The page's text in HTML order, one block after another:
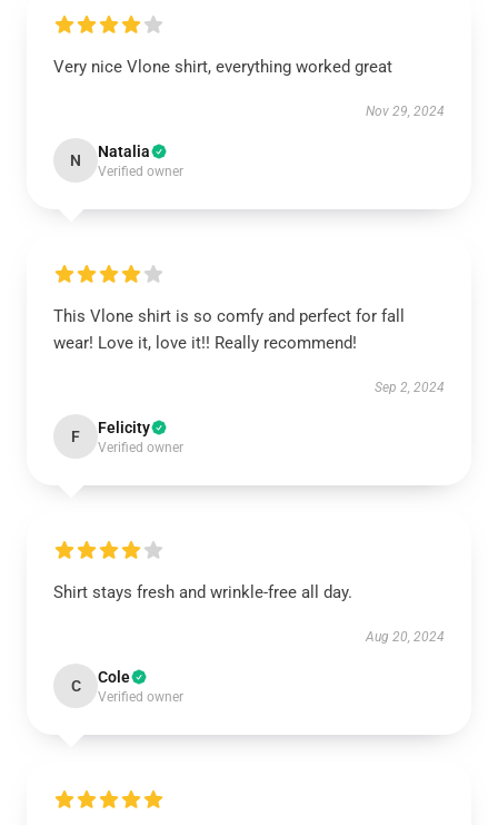
Very nice Vlone shirt, everything worked great
Nov 29, 2024
N Natalia
Verified owner
This Vlone shirt is so comfy and perfect for fall
wear! Love it, love it!! Really recommend!
Sep 2, 2024
F Felicity
Verified owner
Shirt stays fresh and wrinkle-free all day.
Aug 20, 2024
C Cole
Verified owner